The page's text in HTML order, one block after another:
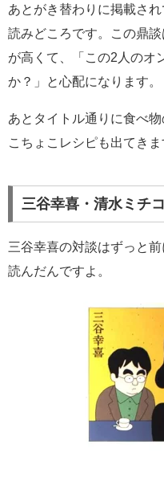
あとがき替わりに掲載さ
読みどころです。この鼎
が高くて、「この2人のオ
か？」と心配になります。
あとタイトル通りに食べ
こちょこレシピも出てきま
三谷幸喜・清水ミチ
三谷幸喜の対談はずっと
読んだんですよ。